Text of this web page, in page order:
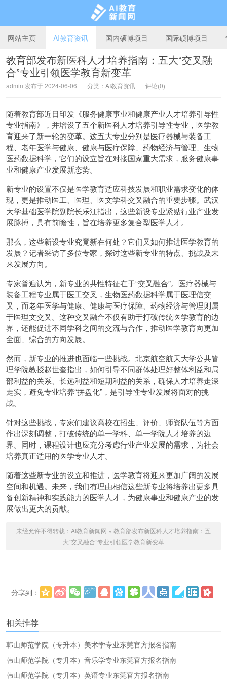
AI教育新闻网
网站主页 AI教育资讯 国内硕博项目 国际硕博项目
教育部发布新医科人才培养指南：五大“交叉融
合”专业引领医学教育新变革
admin 发布于 2024-06-06 分类： AI教育资讯 评论(0)
随着教育部近日印发《服务健康事业和健康产业人才培养引导性
专业指南》，并增设了五个新医科人才培养引导性专业，医学教
育迎来了新一轮的变革。这五大专业分别是医疗器械与装备工
程、老年医学与健康、健康与医疗保障、药物经济与管理、生物
医药数据科学，它们的设立旨在对接国家重大需求，服务健康事
业和健康产业发展新态势。
新专业的设置不仅是医学教育适应科技发展和职业需求变化的体
现，更是推动医工、医理、医文学科交叉融合的重要步骤。武汉
大学基础医学院副院长乐江指出，这些新设专业紧贴行业产业发
展脉搏，具有前瞻性，旨在培养更多复合型医学人才。
那么，这些新设专业究竟新在何处？它们又如何推进医学教育的
发展？记者采访了多位专家，探讨这些新专业的特点、挑战及未
来发展方向。
专家普遍认为，新专业的共性特征在于“交叉融合”。医疗器械与
装备工程专业属于医工交叉，生物医药数据科学属于医理信交
叉，而老年医学与健康、健康与医疗保障、药物经济与管理则属
于医理文交叉。这种交叉融合不仅有助于打破传统医学教育的边
界，还能促进不同学科之间的交流与合作，推动医学教育向更加
全面、综合的方向发展。
然而，新专业的推进也面临一些挑战。北京航空航天大学公共管
理学院教授赵世奎指出，如何引导不同群体处理好整体利益和局
部利益的关系、长远利益和短期利益的关系，确保人才培养走深
走实，避免专业培养“拼盘化”，是引导性专业发展将面对的挑
战。
针对这些挑战，专家们建议高校在招生、评价、师资队伍等方面
作出深刻调整，打破传统的单一学科、单一学院人才培养的边
界。同时，课程设计也应充分考虑行业产业发展的需求，为社会
培养真正适用的医学专业人才。
随着这些新专业的设立和推进，医学教育将迎来更加广阔的发展
空间和机遇。未来，我们有理由相信这些新专业将培养出更多具
备创新精神和实践能力的医学人才，为健康事业和健康产业的发
展做出更大的贡献。
未经允许不得转载： AI教育新闻网 » 教育部发布新医科人才培养指南：五
大“交叉融合”专业引领医学教育新变革
分享到：
相关推荐
韩山师范学院（专升本）美术学专业东莞官方报名指南
韩山师范学院（专升本）音乐学专业东莞官方报名指南
韩山师范学院（专升本）英语专业东莞官方报名指南